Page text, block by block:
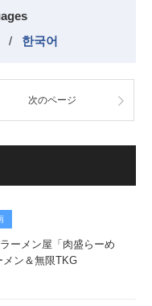
/ 한국어
次のページ
ーメン屋「肉盛らーめ
メン＆無限TKG